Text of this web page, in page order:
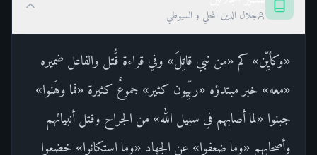
جلال الدين المحلي و السيوطي
«وكأيِّن» كم «من نبي قاتِلَ» وفي قراءة قَُتل والفاعل ضميره
«معه» خبر مبتدؤه «ربِّيون كثير» جموعٌ كثيرة «فما وهَنوا»
جبنوا «لما أصابهم في سبيل الله» من الجراح وقتل أنبيائهم
وأصحابهم «وما ضعفوا» عن الجهاد «وما استكانوا» خضعوا